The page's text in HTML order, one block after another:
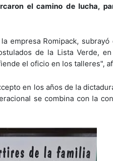
el camino de lucha,
empresa Romipack,
de la Lista Verde,
el oficio en los talleres",
en los años de la
se combina con la